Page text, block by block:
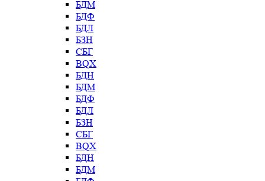
БДМ
БДФ
БДЛ
БЗН
СБГ
BQX
БДН
БДМ
БДФ
БДЛ
БЗН
СБГ
BQX
БДН
БДМ